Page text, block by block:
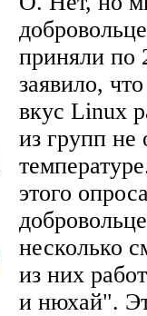
приняли по
заявило,
вкус Linux
из групп не
этого
несколько
из них
и нюхай".